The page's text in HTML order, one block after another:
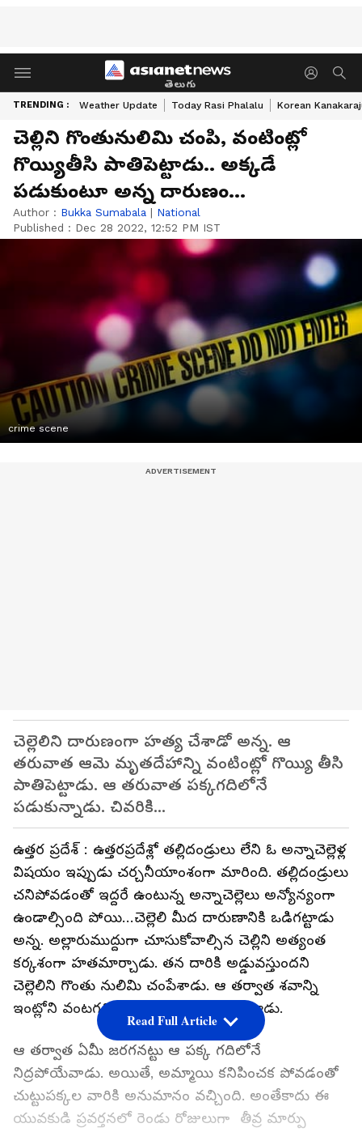
తెలుగు
TRENDING : Weather Update Today Rasi Phalalu Korean
చెల్లిని గొంతునులిమి చంపి, వంటింట్లో
గొయ్యితీసి పాతిపెట్టాడు.. అక్కడే
పడుకుంటూ అన్న దారుణం...
Author : Bukka Sumabala | National
Published : Dec 28 2022, 12:52 PM IST
crime scene
చెల్లెలిని దారుణంగా హత్య చేశాడో అన్న. ఆ
తరువాత ఆమె మృతదేహాన్ని వంటింట్లో గొయ్యి తీసి
పాతిపెట్టాడు. ఆ తరువాత పక్కగదిలోనే
పడుకున్నాడు. చివరికి...
ఉత్తర ప్రదేశ్ : ఉత్తరప్రదేశ్లో తల్లిదండ్రులు లేని ఓ అన్నాచెల్లెళ్ల
విషయం ఇప్పుడు చర్చనీయాంశంగా మారింది. తల్లిదండ్రులు
చనిపోవడంతో ఇద్దరే ఉంటున్న అన్నాచెల్లెలు అన్యోన్యంగా
ఉండాల్సింది పోయి…చెల్లెలి మీద దారుణానికి ఒడిగట్టాడు
అన్న. అల్లారుముద్దుగా చూసుకోవాల్సిన చెల్లిని అత్యంత
కర్కశంగా హతమార్చాడు. తన దారికి అడ్డువస్తుందని
చెల్లెలిని గొంతు నులిమి చంపేశాడు. ఆ తర్వాత శవాన్ని
ఇంట్లోని వంటగదిలో గొయ్యి తీసి పూడ్చిపెట్టాడు.
ఆ తర్వాత ఏమీ జరగనట్టు ఆ పక్క గదిలోనే
నిద్రపోయేవాడు. అయితే, అమ్మాయి కనిపించక పోవడంతో
చుట్టుపక్కల వారికి అనుమానం వచ్చింది. అంతేకాదు ఈ
యువకుడి ప్రవర్తనలో రెండు రోజులుగా తీవ్ర మార్పు
Read Full Article